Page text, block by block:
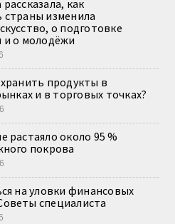
как
страны изменила
о подготовке
и о молодёжи
продукты в
и в торговых точках?
растаяло около 95 %
покрова
на уловки финансовых
специалиста